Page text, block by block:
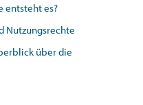
entsteht es?
Nutzungsrechte
über die